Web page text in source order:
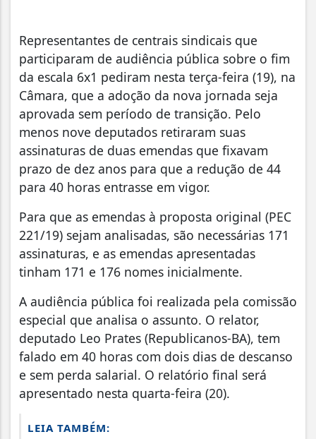
Representantes de centrais sindicais que
participaram de audiência pública sobre o fim
da escala 6x1 pediram nesta terça-feira (19), na
Câmara, que a adoção da nova jornada seja
aprovada sem período de transição. Pelo
menos nove deputados retiraram suas
assinaturas de duas emendas que fixavam
prazo de dez anos para que a redução de 44
para 40 horas entrasse em vigor.
Para que as emendas à proposta original (PEC
221/19) sejam analisadas, são necessárias 171
assinaturas, e as emendas apresentadas
tinham 171 e 176 nomes inicialmente.
A audiência pública foi realizada pela comissão
especial que analisa o assunto. O relator,
deputado Leo Prates (Republicanos-BA), tem
falado em 40 horas com dois dias de descanso
e sem perda salarial. O relatório final será
apresentado nesta quarta-feira (20).
LEIA TAMBÉM: